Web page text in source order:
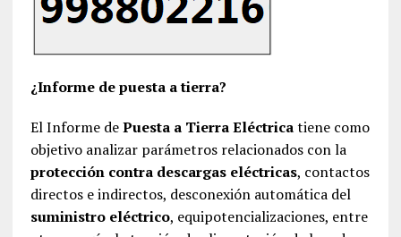
¿Informe de puesta a tierra?
El Informe dePuesta a Tierra Eléctricatiene como
objetivo analizar parámetros relacionados con la
protección contra descargas eléctricas, contactos
directos e indirectos, desconexión automática del
suministro eléctrico, equipotencializaciones, entre